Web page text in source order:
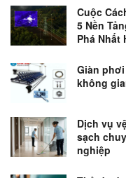
Cuộc
5 Nền
Phá Nhất
Giàn
không
Dịch vụ
sạch
nghiệp